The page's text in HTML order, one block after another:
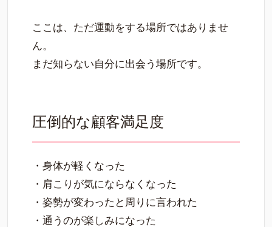
ここは、ただ運動をする場所ではありませ
ん。
まだ知らない自分に出会う場所です。
圧倒的な顧客満足度
・身体が軽くなった
・肩こりが気にならなくなった
・姿勢が変わったと周りに言われた
・通うのが楽しみになった